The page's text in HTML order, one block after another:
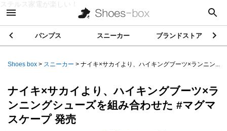
ステルス家電が楽しい！
パンプス スニーカー ブランドストア
Shoes box > スニーカー > ナイキ×サカイより、ハイキングブーツ×ランニン...
ナイキ×サカイより、ハイキングブーツ×ラ
ンニングシューズを組み合わせた #マグマ
スケープ 発売